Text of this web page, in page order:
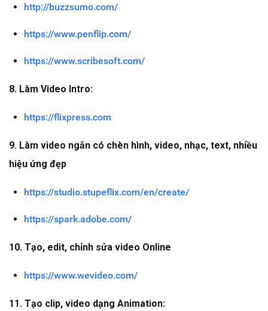
http://buzzsumo.com/
https://www.penflip.com/
https://www.scribesoft.com/
8. Làm Video Intro:
https://flixpress.com
9. Làm video ngắn có chèn hình, video, nhạc, text, nhiều
hiệu ứng đẹp
https://studio.stupeflix.com/en/create/
https://spark.adobe.com/
10. Tạo, edit, chỉnh sửa video Online
https://www.wevideo.com/
11. Tạo clip, video dạng Animation: